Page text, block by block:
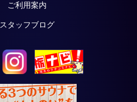
ご利用案内
スタッフブログ